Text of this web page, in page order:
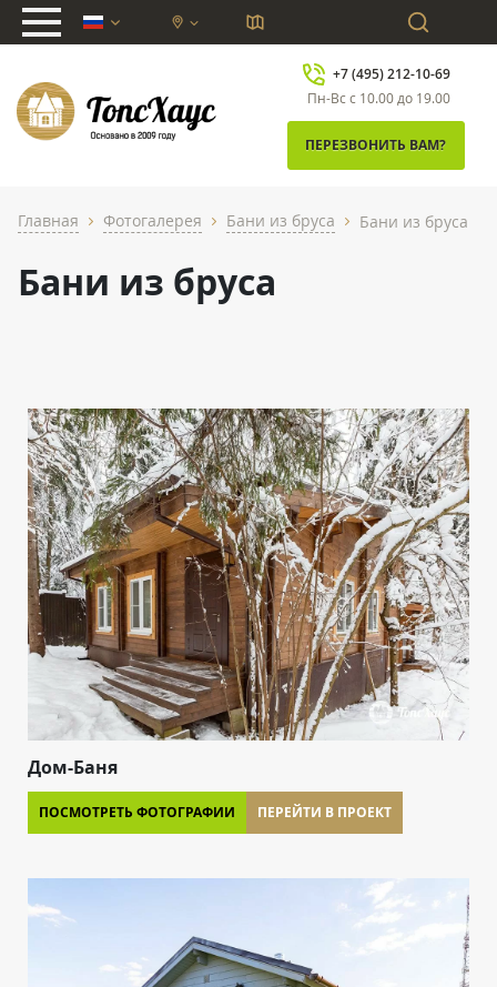
chevron_down
+7 (495) 212-10-69
Пн-Вс с 10.00 до 19.00
ПЕРЕЗВОНИТЬ ВАМ?
Главная chevron_right Фотогалерея chevron_right Бани из бруса chevron_right Бани из бруса
Бани из бруса
Дом-Баня
ПОСМОТРЕТЬ ФОТОГРАФИИ ПЕРЕЙТИ В ПРОЕКТ